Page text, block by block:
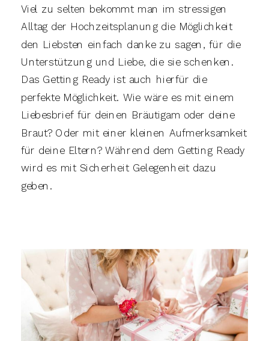
Viel zu selten bekommt man im stressigen
Alltag der Hochzeitsplanung die Möglichkeit
den Liebsten einfach danke zu sagen, für die
Unterstützung und Liebe, die sie schenken.
Das Getting Ready ist auch hierfür die
perfekte Möglichkeit. Wie wäre es mit einem
Liebesbrief für deinen Bräutigam oder deine
Braut? Oder mit einer kleinen Aufmerksamkeit
für deine Eltern? Während dem Getting Ready
wird es mit Sicherheit Gelegenheit dazu
geben.